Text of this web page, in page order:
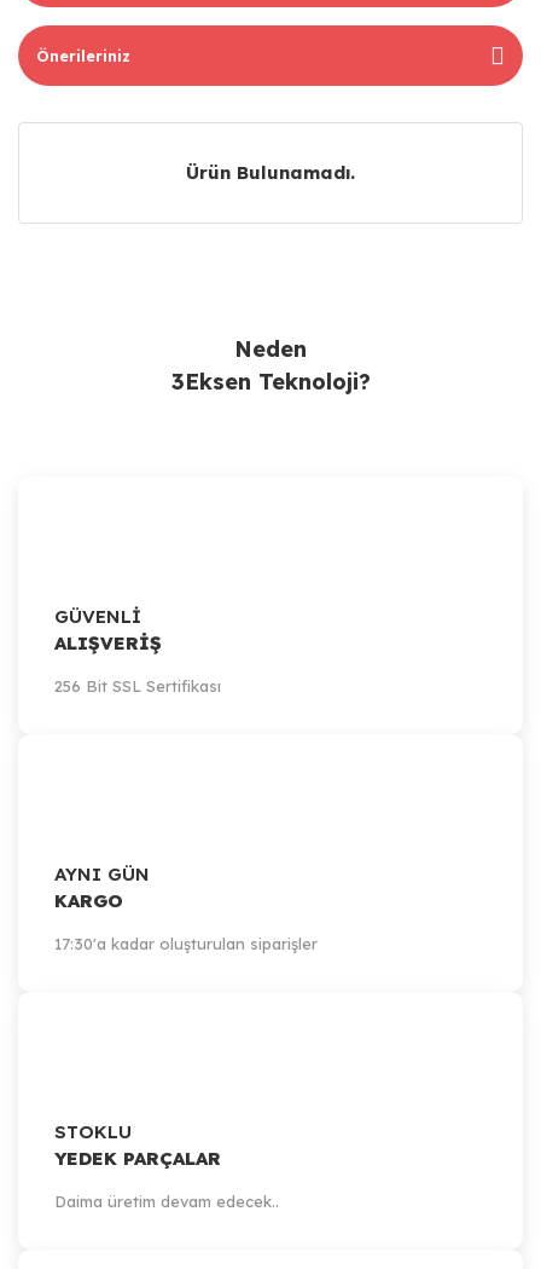
Önerileriniz
Ürün Bulunamadı.
Neden
3Eksen Teknoloji?
GÜVENLİ
ALIŞVERİŞ
256 Bit SSL Sertifikası
AYNI GÜN
KARGO
17:30'a kadar oluşturulan siparişler
STOKLU
YEDEK PARÇALAR
Daima üretim devam edecek..